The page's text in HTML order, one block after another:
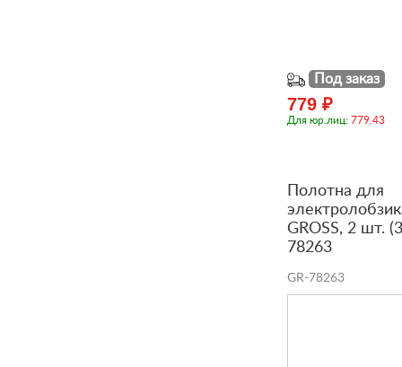
Под заказ
779 ₽
Для юр.лиц: 779.43
Полотна для
GROSS, 2 шт.
78263
GR-78263